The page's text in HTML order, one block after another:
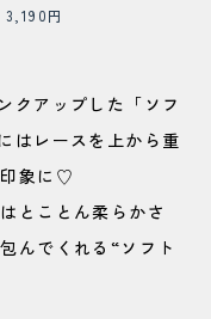
3,190円
クアップした「ソフ
はレースを上から重
印象に♡
とことん柔らかさ
んでくれる“ソフト